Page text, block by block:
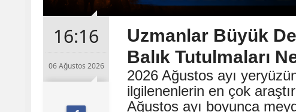
16:16
06 Ağustos 2026
Uzmanlar Büyük
Balık Tutulmaları
2026 Ağustos ayı
ilgilenenlerin en çok
Ağustos ayı boyunca